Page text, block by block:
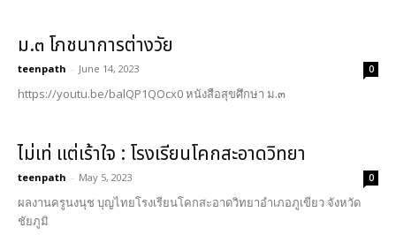
ม.๓ โภชนาการต่างวัย
teenpath - June 14, 2023 0
https://youtu.be/balQP1QOcx0 หนังสือสุขศึกษา ม.๓
ไม่เท่ แต่เร้าใจ : โรงเรียนโคกสะอาดวิทยา
teenpath - May 5, 2023 0
ผลงานครูนงนุช บุญไทยโรงเรียนโคกสะอาดวิทยาอำเภอภูเขียว จังหวัด
ชัยภูมิ